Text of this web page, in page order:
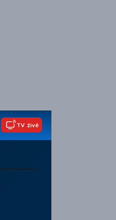
TV živě